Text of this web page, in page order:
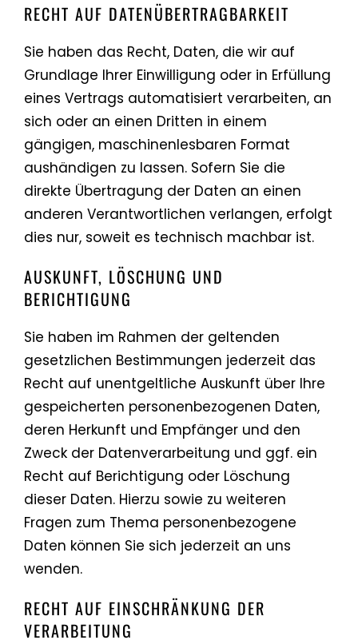
RECHT AUF DATEN­ÜBERTRAG­BARKEIT
Sie haben das Recht, Daten, die wir auf
Grundlage Ihrer Einwilligung oder in Erfüllung
eines Vertrags automatisiert verarbeiten, an
sich oder an einen Dritten in einem
gängigen, maschinenlesbaren Format
aushändigen zu lassen. Sofern Sie die
direkte Übertragung der Daten an einen
anderen Verantwortlichen verlangen, erfolgt
dies nur, soweit es technisch machbar ist.
AUSKUNFT, LÖSCHUNG UND
BERICHTIGUNG
Sie haben im Rahmen der geltenden
gesetzlichen Bestimmungen jederzeit das
Recht auf unentgeltliche Auskunft über Ihre
gespeicherten personenbezogenen Daten,
deren Herkunft und Empfänger und den
Zweck der Datenverarbeitung und ggf. ein
Recht auf Berichtigung oder Löschung
dieser Daten. Hierzu sowie zu weiteren
Fragen zum Thema personenbezogene
Daten können Sie sich jederzeit an uns
wenden.
RECHT AUF EINSCHRÄNKUNG DER
VERARBEITUNG